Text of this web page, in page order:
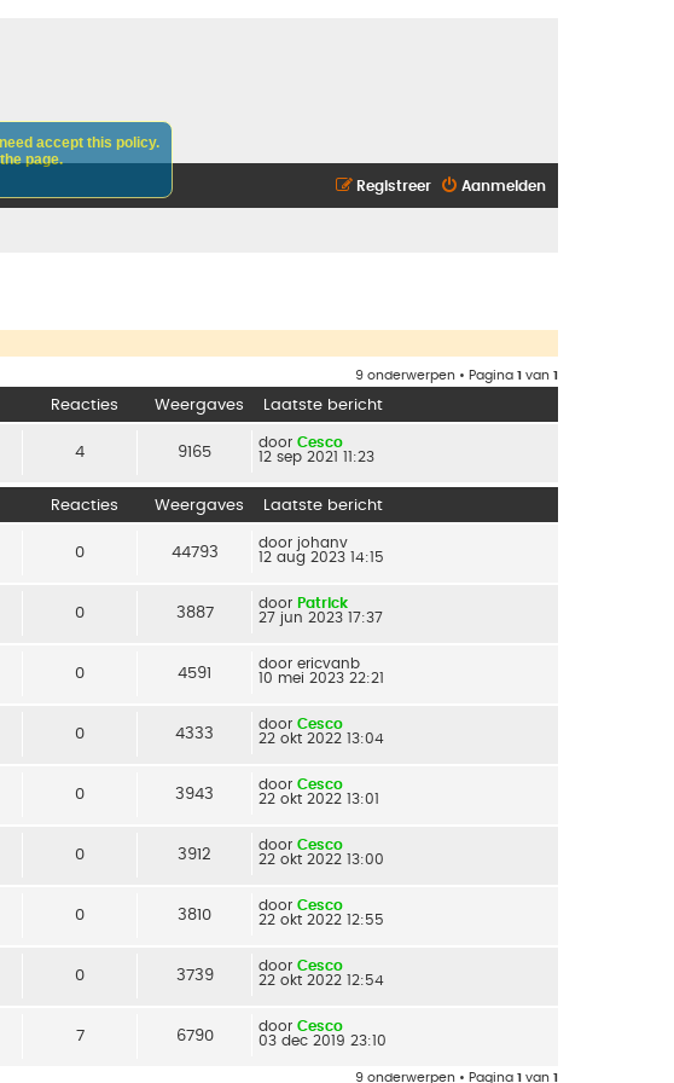
Aanmelden
Registreer
9 onderwerpen • Pagina 1 van 1
Reacties Weergaves Laatste bericht
4 9165
door Cesco
12 sep 2021 11:23
Reacties Weergaves Laatste bericht
0 44793
door johanv
12 aug 2023 14:15
0 3887
door Patrick
27 jun 2023 17:37
0 4591
door ericvanb
10 mei 2023 22:21
0 4333
door Cesco
22 okt 2022 13:04
0 3943
door Cesco
22 okt 2022 13:01
0 3912
door Cesco
22 okt 2022 13:00
0 3810
door Cesco
22 okt 2022 12:55
0 3739
door Cesco
22 okt 2022 12:54
7 6790
door Cesco
03 dec 2019 23:10
9 onderwerpen • Pagina 1 van 1
accept this policy.
page.